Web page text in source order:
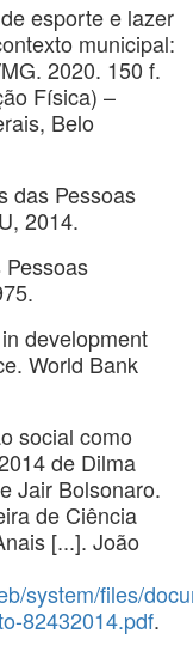
esporte e lazer
municipal:
2020. 150 f.
Física) –
Belo
das Pessoas
2014.
development
World Bank
social como
de Dilma
Jair Bolsonaro.
de Ciência
[...]. João
system/files/
82432014.pdf.